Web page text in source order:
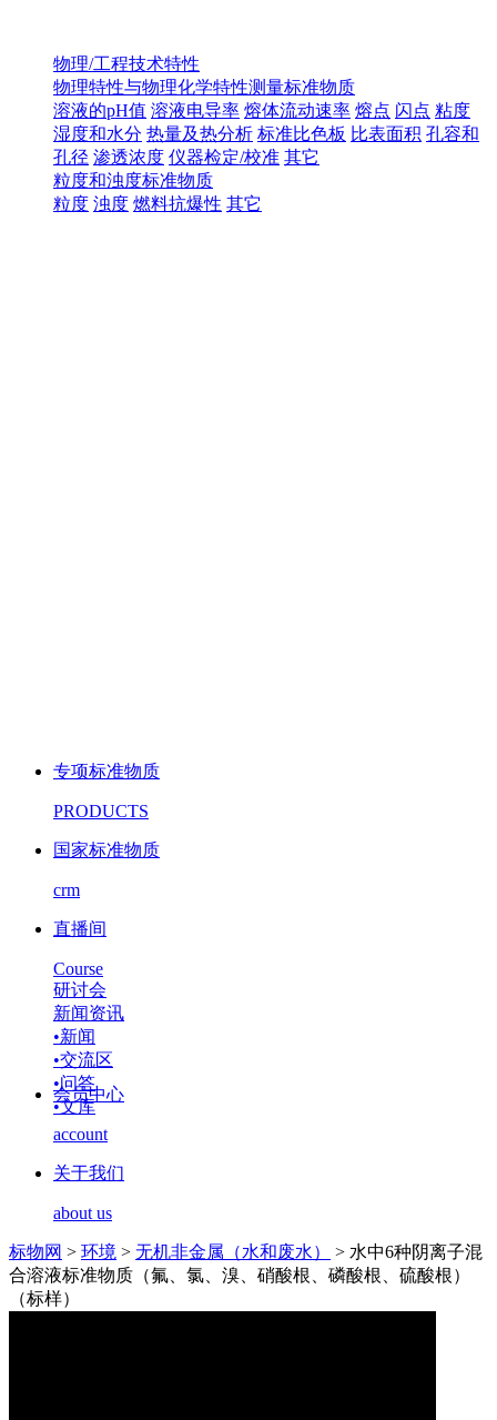
物理/工程技术特性
物理特性与物理化学特性测量标准物质
溶液的pH值 溶液电导率 熔体流动速率 熔点 闪点 粘度
湿度和水分 热量及热分析 标准比色板 比表面积 孔容和
孔径 渗透浓度 仪器检定/校准 其它
粒度和浊度标准物质
粒度 浊度 燃料抗爆性 其它
专项标准物质
PRODUCTS
国家标准物质
crm
直播间
Course
研讨会
新闻资讯
•新闻
•交流区
•问答
•文库
会员中心
account
关于我们
about us
标物网 > 环境 > 无机非金属（水和废水） > 水中6种阴离子混
合溶液标准物质（氟、氯、溴、硝酸根、磷酸根、硫酸根）
（标样）